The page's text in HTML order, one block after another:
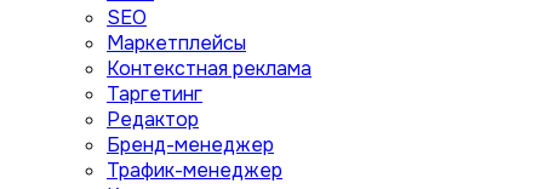
SEO
Маркетплейсы
Контекстная реклама
Таргетинг
Редактор
Бренд-менеджер
Трафик-менеджер